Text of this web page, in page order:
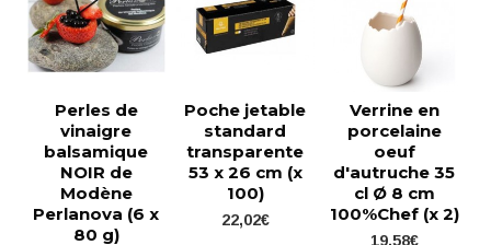
Perles de
vinaigre
balsamique
NOIR de
Modène
Perlanova (6 x
80 g)
Poche jetable
standard
transparente
53 x 26 cm (x
100)
22,02€
Verrine en
porcelaine
oeuf
d'autruche 35
cl Ø 8 cm
100%Chef (x 2)
19,58€